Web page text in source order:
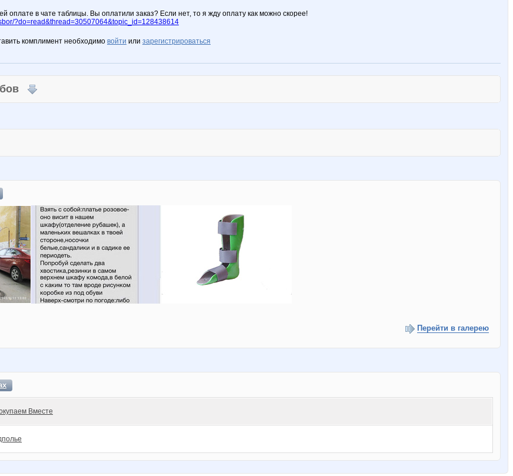
оплате в чате таблицы. Вы оплатили заказ? Если нет, то я жду оплату как можно скорее!
?do=read&thread=30507064&topic_id=128438614
комплимент необходимо войти или зарегистрироваться
Перейти в галерею
Вместе